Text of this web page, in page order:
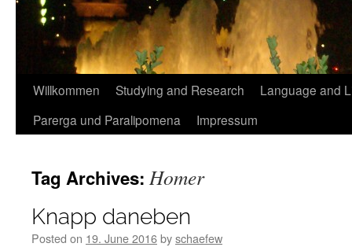
Skip
Willkommen Studying and Research
Language and
Parerga und Paralipomena
Impressum
Tag Archives: Homer
Knapp daneben
Posted on 19. June 2016byschaefew